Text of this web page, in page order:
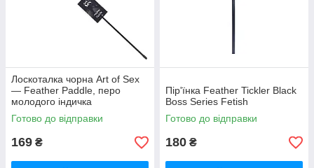
Лоскоталка чорна Art of Sex
— Feather Paddle, перо
молодого індичка
Готово до відправки
169 ₴
Пір'їнка Feather Tickler Black
Boss Series Fetish
Готово до відправки
180 ₴